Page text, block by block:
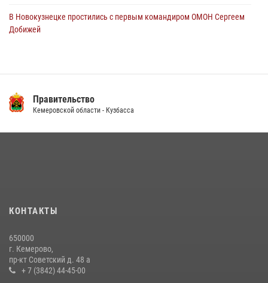
В Новокузнецке простились с первым командиром ОМОН Сергеем
Добижей
14 июля 2026, 08:52 1
20 июля 2026, 08:52
гипермаркета товары на 13 тысяч рублей (ВИДЕО)
16 июля 2026, 06:43
Правительство
Кемеровской области - Кузбасса
КОНТАКТЫ
650000
г. Кемерово,
пр-кт Советский д. 48 а
+ 7 (3842) 44-45-00